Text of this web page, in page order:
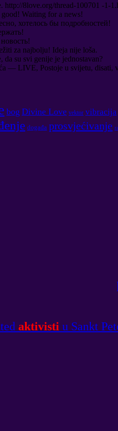
. http://8love.org/thread-100701 -1-
! Waiting for a news!
, хотелось бы подробностей!
!
!
za najbolju! Ideja nije loša.
da su svi genije je jednostavan?
— LIVE, Postoje u svijetu, disati,
bog Divine Love vektor vibracija
događa prosvjećivanje
aktivisti u Sankt